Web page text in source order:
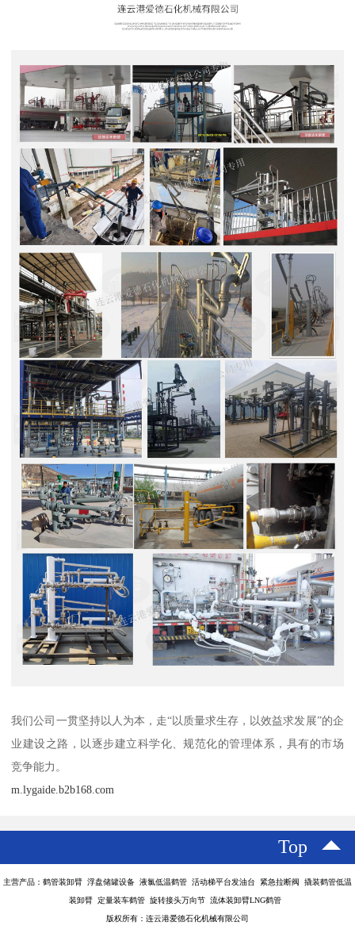
我们公司一贯坚持以人为本，走“以质量求生存，以效益求发展”的企
业建设之路，以逐步建立科学化、规范化的管理体系，具有的市场
竞争能力。
m.lygaide.b2b168.com
Top
主营产品：鹤管装卸臂 浮盘储罐设备 液氯低温鹤管 活动梯平台发油台 紧急拉断阀 撬装鹤管低温
装卸臂 定量装车鹤管 旋转接头万向节 流体装卸臂LNG鹤管
版权所有：连云港爱德石化机械有限公司